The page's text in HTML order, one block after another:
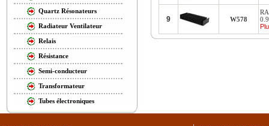
Quartz Résonateurs
Radiateur Ventilateur
Relais
Résistance
Semi-conducteur
Transformateur
Tubes électroniques
9 W578